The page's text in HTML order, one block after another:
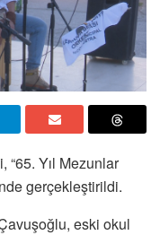
Yıl Mezunlar
gerçekleştirildi.
eski okul